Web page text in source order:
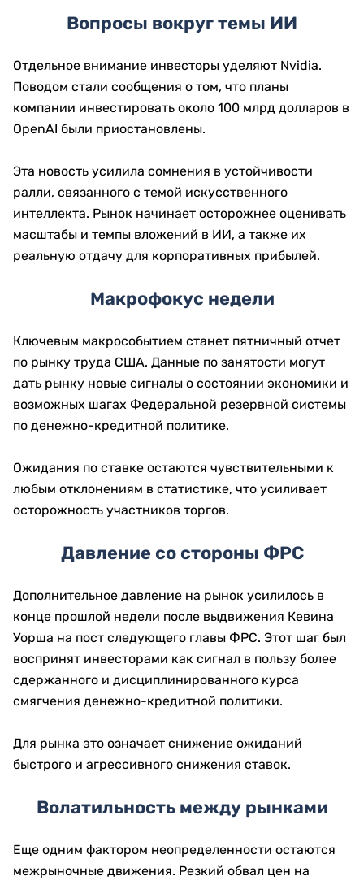
Вопросы вокруг темы ИИ
Отдельное внимание инвесторы уделяют Nvidia.
Поводом стали сообщения о том, что планы
компании инвестировать около 100 млрд долларов в
OpenAI были приостановлены.
Эта новость усилила сомнения в устойчивости
ралли, связанного с темой искусственного
интеллекта. Рынок начинает осторожнее оценивать
масштабы и темпы вложений в ИИ, а также их
реальную отдачу для корпоративных прибылей.
Макрофокус недели
Ключевым макрособытием станет пятничный отчет
по рынку труда США. Данные по занятости могут
дать рынку новые сигналы о состоянии экономики и
возможных шагах Федеральной резервной системы
по денежно-кредитной политике.
Ожидания по ставке остаются чувствительными к
любым отклонениям в статистике, что усиливает
осторожность участников торгов.
Давление со стороны ФРС
Дополнительное давление на рынок усилилось в
конце прошлой недели после выдвижения Кевина
Уорша на пост следующего главы ФРС. Этот шаг был
воспринят инвесторами как сигнал в пользу более
сдержанного и дисциплинированного курса
смягчения денежно-кредитной политики.
Для рынка это означает снижение ожиданий
быстрого и агрессивного снижения ставок.
Волатильность между рынками
Еще одним фактором неопределенности остаются
межрыночные движения. Резкий обвал цен на